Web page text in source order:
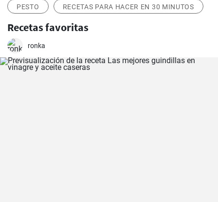
PESTO RECETAS PARA HACER EN 30 MINUTOS
Recetas favoritas
ronka